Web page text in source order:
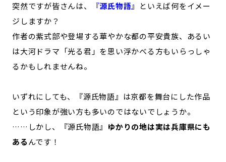
突然ですが皆さんは、 『源氏物語』
といえば何をイメー
ジしますか？
作者の紫式部や登場する華やかな都の平安貴族、あるい
は大河ドラマ「光る君」を思い浮かべる方もいらっしゃ
るかもしれませんね。
いずれにしても、『源氏物語』は京都を舞台にした作品
という印象が強い方も多いのではないでしょうか。
……しかし、『源氏物語』 ゆかりの地は実は兵庫県にも
あるんです！